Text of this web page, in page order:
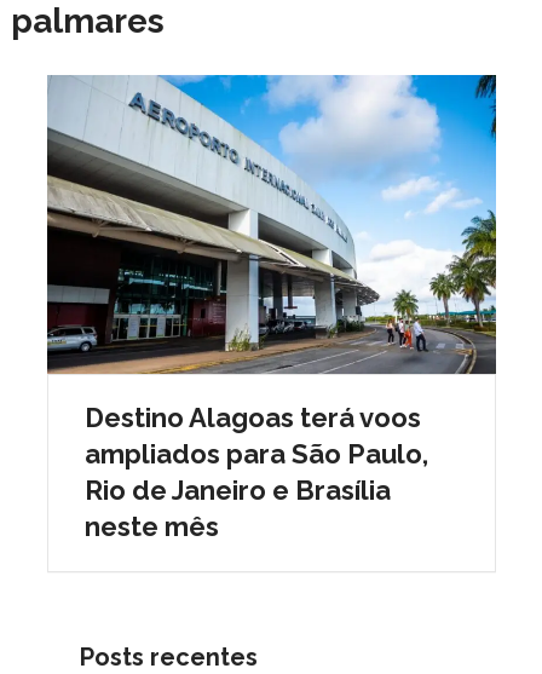
palmares
Destino Alagoas terá voos
ampliados para São Paulo,
Rio de Janeiro e Brasília
neste mês
Posts recentes